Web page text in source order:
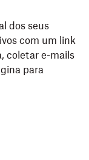
dos seus
com um link
coletar e-mails
para